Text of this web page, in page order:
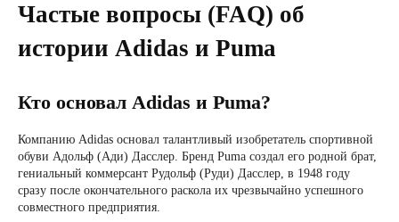
Частые вопросы (FAQ) об
истории Adidas и Puma
Кто основал Adidas и Puma?
Компанию Adidas основал талантливый изобретатель спортивной
обуви Адольф (Ади) Дасслер. Бренд Puma создал его родной брат,
гениальный коммерсант Рудольф (Руди) Дасслер, в 1948 году
сразу после окончательного раскола их чрезвычайно успешного
совместного предприятия.